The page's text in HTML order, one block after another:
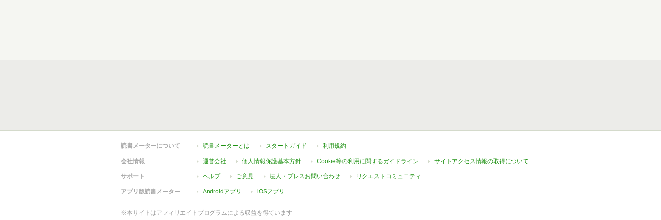
読書メーターについて 読書メーターとは スタートガイド 利用規約
会社情報 運営会社 個人情報保護基本方針 Cookie等の利用に関するガイドライン サイトアクセス情報の取得について
サポート ヘルプ ご意見 法人・プレスお問い合わせ リクエストコミュニティ
アプリ版読書メーター Androidアプリ iOSアプリ
※本サイトはアフィリエイトプログラムによる収益を得ています